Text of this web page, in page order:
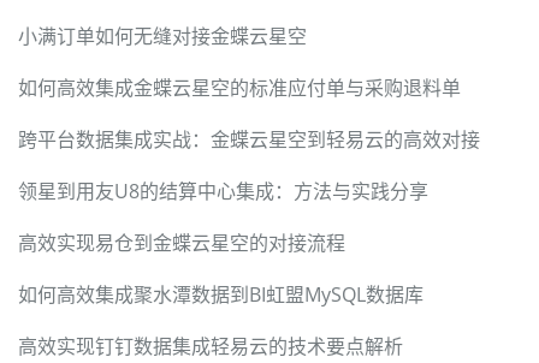
小满订单如何无缝对接金蝶云星空
如何高效集成金蝶云星空的标准应付单与采购退料单
跨平台数据集成实战：金蝶云星空到轻易云的高效对接
领星到用友U8的结算中心集成：方法与实践分享
高效实现易仓到金蝶云星空的对接流程
如何高效集成聚水潭数据到BI虹盟MySQL数据库
高效实现钉钉数据集成轻易云的技术要点解析